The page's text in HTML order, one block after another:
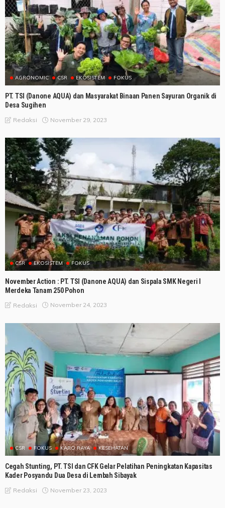
AGRONOMIC CSR EKOSISTEM FOKUS
PT. TSI (Danone AQUA) dan Masyarakat Binaan Panen Sayuran Organik di
Desa Sugihen
Redaksi November 29, 2023
CSR EKOSISTEM FOKUS
November Action : PT. TSI (Danone AQUA) dan Sispala SMK Negeri I
Merdeka Tanam 250 Pohon
Redaksi November 24, 2023
CSR FOKUS KARO RAYA KESEHATAN
Cegah Stunting, PT. TSI dan CFK Gelar Pelatihan Peningkatan Kapasitas
Kader Posyandu Dua Desa di Lembah Sibayak
Redaksi November 23, 2023